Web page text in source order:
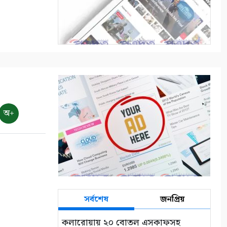
আশাশুনিতে পৃথক অভিযানে ৩
আসামি গ্রেপ্তার
৭
৭১২ মেট্রিক টন কাঁচা মরিচ
৮
৭ আগস্ট: ন্যাশনাল লাইটহাউস
ডে-সমুদ্রপথের নীরব পথপ্রদর্শক
৯
শ্যামনগরে সিএনআরএসের
জলবায়ু সহনশীলতা বিষয়ক প্রকল্প
সভা
অ+
সর্বশেষ জনপ্রিয়
কলারোয়ায় ২০ বোতল এসকাফসহ